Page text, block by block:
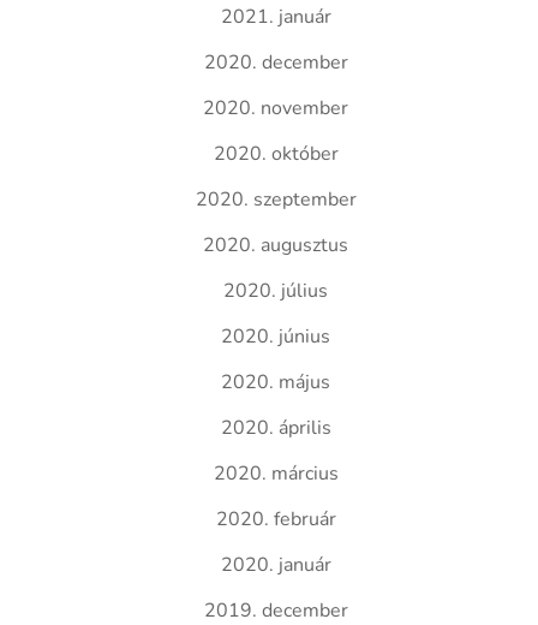
2021. január
2020. december
2020. november
2020. október
2020. szeptember
2020. augusztus
2020. július
2020. június
2020. május
2020. április
2020. március
2020. február
2020. január
2019. december